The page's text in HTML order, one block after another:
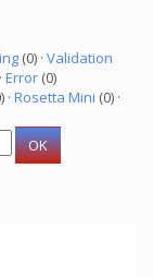
(0) · Validation
Error (0)
· Rosetta Mini (0) ·